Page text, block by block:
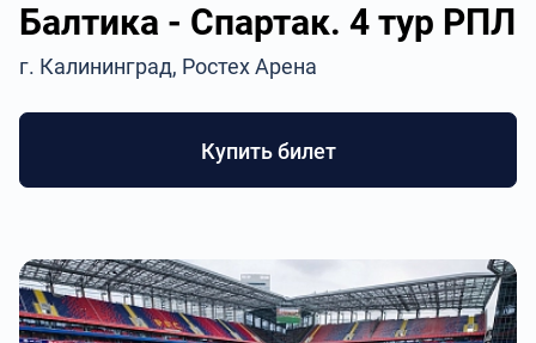
Балтика - Спартак. 4 тур РПЛ
г. Калининград, Ростех Арена
Купить билет